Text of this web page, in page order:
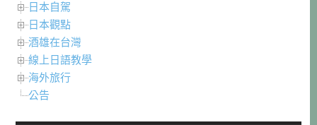
日本自駕
日本觀點
酒雄在台灣
線上日語教學
海外旅行
公告